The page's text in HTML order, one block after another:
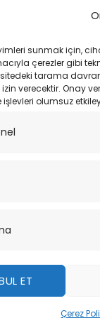
sunmak için,
çerezler gibi
tarama
verecektir. Onay
işlevleri olumsuz
ET
Çerez
09-17
Filtresi
andaki
fiyat:
₺470.00.